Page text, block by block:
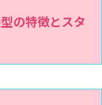
の特徴とスタ